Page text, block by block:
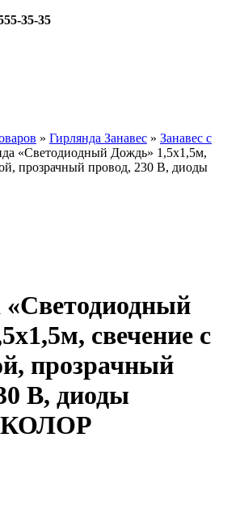
35-35
» Гирлянда Занавес » Занавес с
«Светодиодный Дождь» 1,5х1,5м,
прозрачный провод, 230 В, диоды
свечение с
прозрачный
В, диоды